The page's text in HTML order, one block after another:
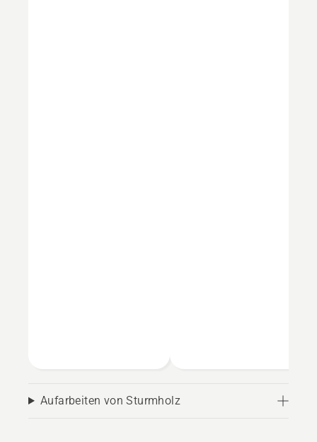
Aufarbeiten von Sturmholz